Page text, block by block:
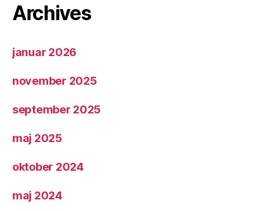
Archives
januar 2026
november 2025
september 2025
maj 2025
oktober 2024
maj 2024